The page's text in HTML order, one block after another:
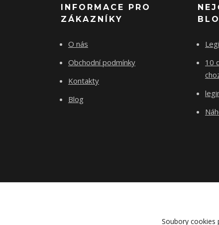
INFORMACE PRO
ZÁKAZNÍKY
O nás
Obchodní podmínky
Kontakty
Blog
10
Soubory cookies